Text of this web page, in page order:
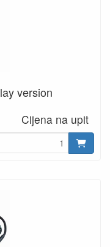
version
Cijena na upit